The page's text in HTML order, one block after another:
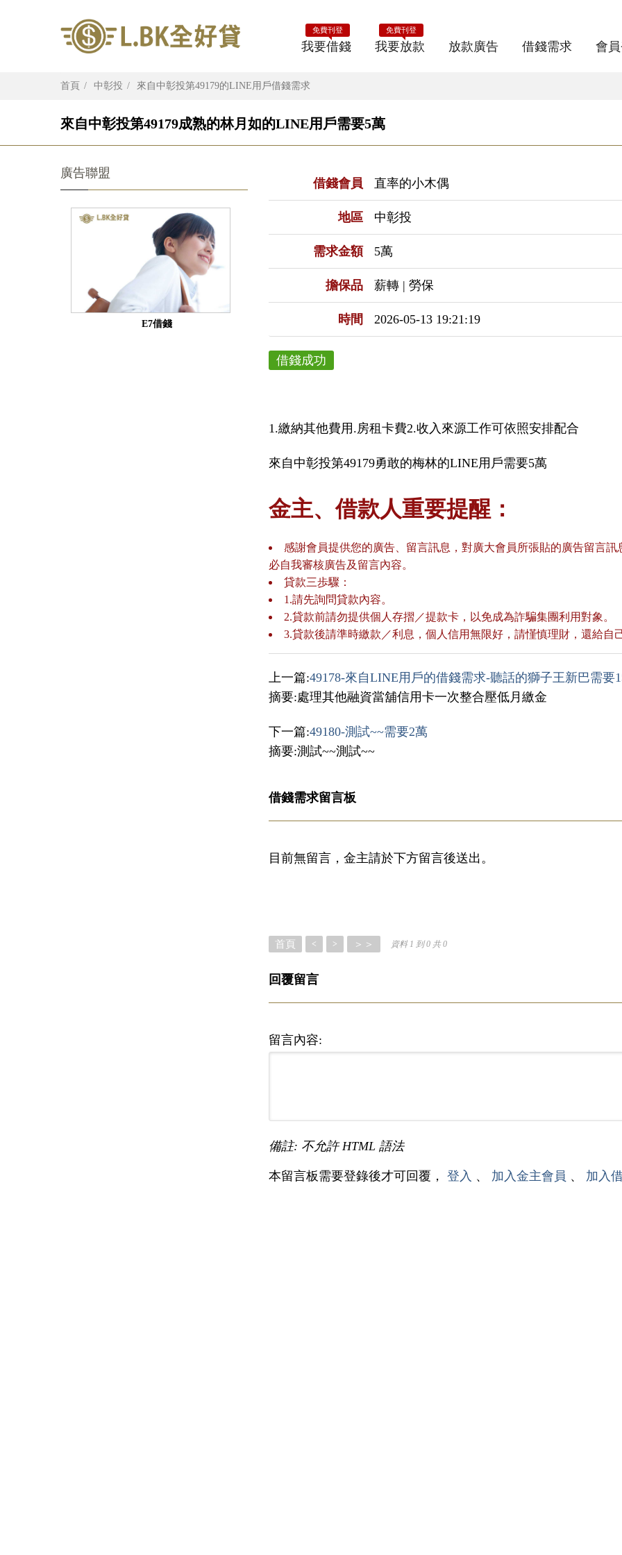
我要借錢
免費刊登
我要放款
免費刊登
放款廣告 借錢需求 會
首頁 中彰投 來自中彰投第49179的LINE用戶借錢需求
來自中彰投第49179成熟的林月如的LINE用戶需要5萬
借錢會員 直率的小木偶
地區 中彰投
需求金額 5萬
擔保品 薪轉 | 勞保
時間 2026-05-13 19:21:19
借錢成功
1.繳納其他費用.房租卡費2.收入來源工作可依照安排配合
來自中彰投第49179勇敢的梅林的LINE用戶需要5萬
金主、借款人重要提醒：
感謝會員提供您的廣告、留言訊息，對廣大會員所張貼的廣告留言
必自我審核廣告及留言內容。
貸款三歩驟：
1.請先詢問貸款內容。
2.貸款前請勿提供個人存摺／提款卡，以免成為詐騙集團利用對象。
3.貸款後請準時繳款／利息，個人信用無限好，請慬慎理財，還給自
上一篇:49178-來自LINE用戶的借錢需求-聽話的獅子王新巴需要
摘要:處理其他融資當舖信用卡一次整合壓低月繳金
下一篇:49180-測試~~需要2萬
摘要:測試~~測試~~
借錢需求留言板
目前無留言，金主請於下方留言後送出。
首頁 < > ＞＞ 資料 1 到 0 共 0
回覆留言
留言內容:
備註: 不允許 HTML 語法
本留言板需要登錄後才可回覆， 登入 、 加入金主會員 、 加入
廣告聯盟
E7借錢